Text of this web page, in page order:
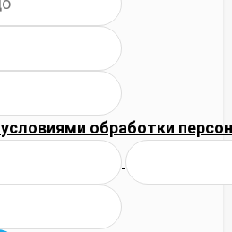
условиями обработки